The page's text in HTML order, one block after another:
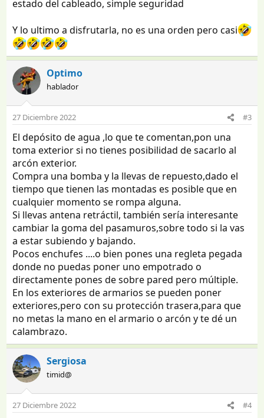
estado del cableado, simple seguridad
Y lo ultimo a disfrutarla, no es una orden pero casi
Optimo
hablador
27 Diciembre 2022 #3
El depósito de agua ,lo que te comentan,pon una
toma exterior si no tienes posibilidad de sacarlo al
arcón exterior.
Compra una bomba y la llevas de repuesto,dado el
tiempo que tienen las montadas es posible que en
cualquier momento se rompa alguna.
Si llevas antena retráctil, también sería interesante
cambiar la goma del pasamuros,sobre todo si la vas
a estar subiendo y bajando.
Pocos enchufes ....o bien pones una regleta pegada
donde no puedas poner uno empotrado o
directamente pones de sobre pared pero múltiple.
En los exteriores de armarios se pueden poner
exteriores,pero con su protección trasera,para que
no metas la mano en el armario o arcón y te dé un
calambrazo.
Sergiosa
timid@
27 Diciembre 2022 #4